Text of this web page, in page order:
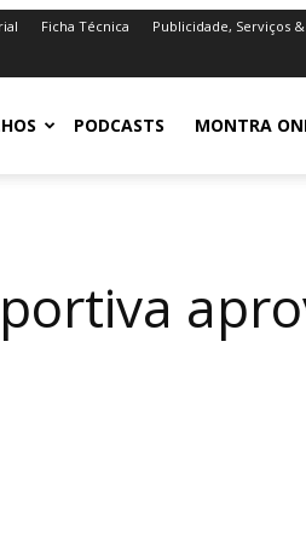
Ficha Técnica Publicidade, Serviços
PODCASTS MONTRA